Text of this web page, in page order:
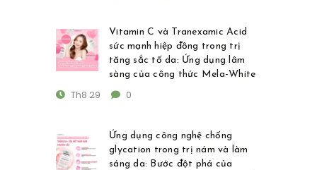
Vitamin C và Tranexamic Acid
sức mạnh hiệp đồng trong trị
tăng sắc tố da: Ứng dụng lâm
sàng của công thức Mela-White
Th8 29 0
Ứng dụng công nghệ chống
glycation trong trị nám và làm
sáng da: Bước đột phá của